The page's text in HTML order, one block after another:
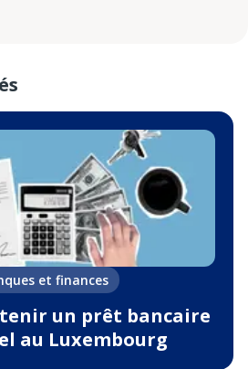
et finances
un prêt bancaire
au Luxembourg